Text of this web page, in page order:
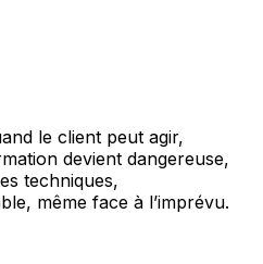
le client peut agir,
devient dangereuse,
techniques,
même face à l’imprévu.